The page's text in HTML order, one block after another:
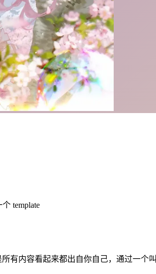
template
有内容看起来都出自你自己，通过一个叫